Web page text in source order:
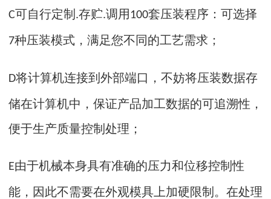
C可自行定制 .存贮.调用 100套压装程序：可选择
7种压装模式，满足您不同的工艺需求；
D将计算机连接到外部端口，不妨将压装数据存
储在计算机中，保证产品加工数据的可追溯性，
便于生产质量控制处理；
E由于机械本身具有准确的压力和位移控制性
能，因此不需要在外观模具上加硬限制。在处理